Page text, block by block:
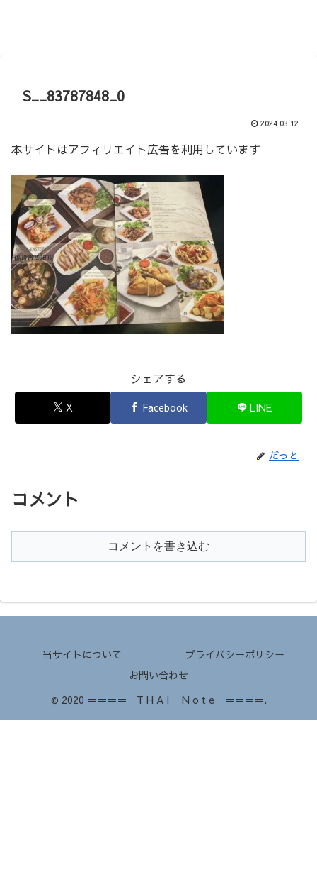
S__83787848_0
2024.03.12
本サイトはアフィリエイト広告を利用しています
シェアする
X Facebook LINE
だっと
コメント
コメントを書き込む
当サイトについて
プライバシーポリシー
お問い合わせ
© 2020 ＝＝＝＝ T H A I N o t e ＝＝＝＝.